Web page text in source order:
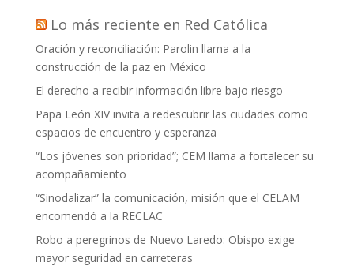
Lo más reciente en Red Católica
Oración y reconciliación: Parolin llama a la
construcción de la paz en México
El derecho a recibir información libre bajo riesgo
Papa León XIV invita a redescubrir las ciudades como
espacios de encuentro y esperanza
“Los jóvenes son prioridad”; CEM llama a fortalecer su
acompañamiento
“Sinodalizar” la comunicación, misión que el CELAM
encomendó a la RECLAC
Robo a peregrinos de Nuevo Laredo: Obispo exige
mayor seguridad en carreteras